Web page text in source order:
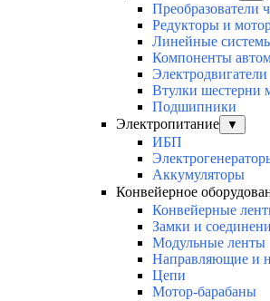
Преобразователи
Редукторы и
Линейные
Компоненты
Электродвигатели
Втулки шестерни
Подшипники
Электропитание
▼
ИБП
Аккумуляторы
Конвейерное
Конвейерные
Замки и
Модульные ленты
Направляющие и
Цепи
Мотор-барабаны